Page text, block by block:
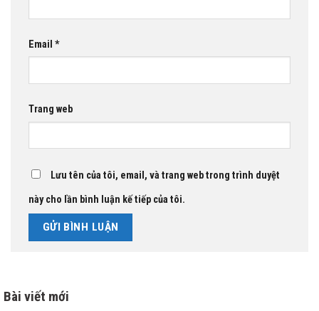
Email *
Trang web
Lưu tên của tôi, email, và trang web trong trình duyệt
này cho lần bình luận kế tiếp của tôi.
Bài viết mới